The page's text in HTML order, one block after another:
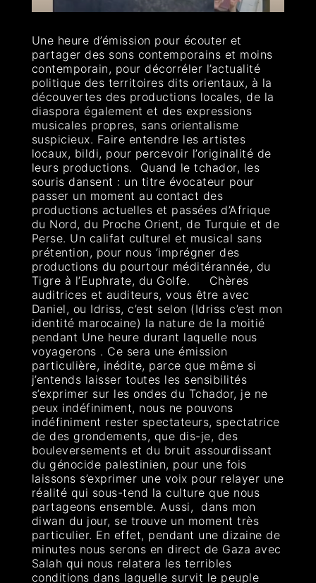
Une heure d’émission pour écouter et
partager des sons contemporains et moins
contemporain, pour décorréler l’actualité
politique des territoires dits orientaux, à la
découvertes des productions locales, de la
diaspora également et des expressions
musicales propres, sans orientalisme
suspicieux. Faire entendre les artistes
locaux, bildi, pour percevoir l’originalité de
leurs productions. Quand le tchador, les
souris dansent : un titre évocateur pour
passer un moment au contact des
productions actuelles et passées d’Afrique
du Nord, du Proche Orient, de Turquie et de
Perse. Un califat culturel et musical sans
prétention, pour nous ’imprégner des
productions du pourtour méditérannée, du
Tigre à l’Euphrate, du Golfe. Chères
auditrices et auditeurs, vous être avec
Daniel, ou Idriss, c’est selon (Idriss c’est mon
identité marocaine) la nature de la moitié
pendant Une heure durant laquelle nous
voyagerons . Ce sera une émission
particulière, inédite, parce que même si
j’entends laisser toutes les sensibilités
s’exprimer sur les ondes du Tchador, je ne
peux indéfiniment, nous ne pouvons
indéfiniment rester spectateurs, spectatrice
de des grondements, que dis-je, des
bouleversements et du bruit assourdissant
du génocide palestinien, pour une fois
laissons s’exprimer une voix pour relayer une
réalité qui sous-tend la culture que nous
partageons ensemble. Aussi, dans mon
diwan du jour, se trouve un moment très
particulier. En effet, pendant une dizaine de
minutes nous serons en direct de Gaza avec
Salah qui nous relatera les terribles
conditions dans laquelle survit le peuple